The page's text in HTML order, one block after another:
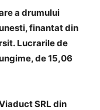
a drumului
finantat din
Lucrarile de
de 15,06
SRL din